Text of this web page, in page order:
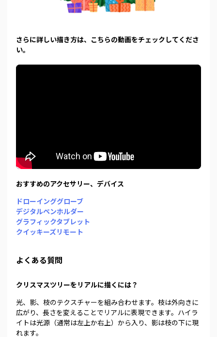
さらに詳しい描き方は、こちらの動画をチェックしてくださ
い。
おすすめのアクセサリー、デバイス
ドローインググローブ
デジタルペンホルダー
グラフィックタブレット
クイッキーズリモート
よくある質問
クリスマスツリーをリアルに描くには？
光、影、枝のテクスチャーを組み合わせます。枝は外向きに
広がり、長さを変えることでリアルに表現できます。ハイラ
イトは光源（通常は左上か右上）から入り、影は枝の下に現
れます。